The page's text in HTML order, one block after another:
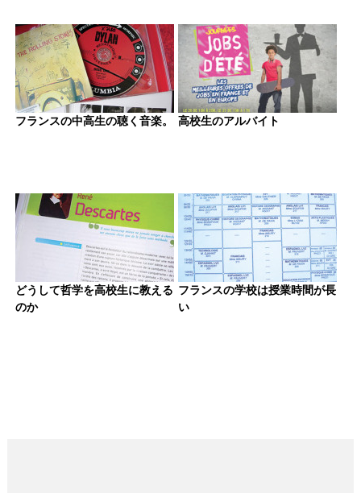
フランスの中高生の聴く音楽。 高校生のアルバイト
どうして哲学を高校生に教える
のか
フランスの学校は授業時間が長
い